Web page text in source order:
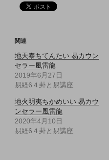
関連
地天泰ちてんたい 易カウン
セラー風雷龍
2019年6月27日
易経6４卦と易講座
地火明夷ちかめいい 易カウ
ンセラー風雷龍
2020年4月10日
易経6４卦と易講座